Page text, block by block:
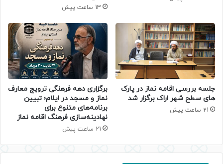
13 ساعت پیش
جلسه بررسی اقامه نماز در پارک
های سطح شهر اراک برگزار شد
21 ساعت پیش
برگزاری دهه فرهنگی ترویج معارف
نماز و مسجد در ایلام؛ تبیین
برنامه‌های متنوع برای
نهادینه‌سازی فرهنگ اقامه نماز
21 ساعت پیش